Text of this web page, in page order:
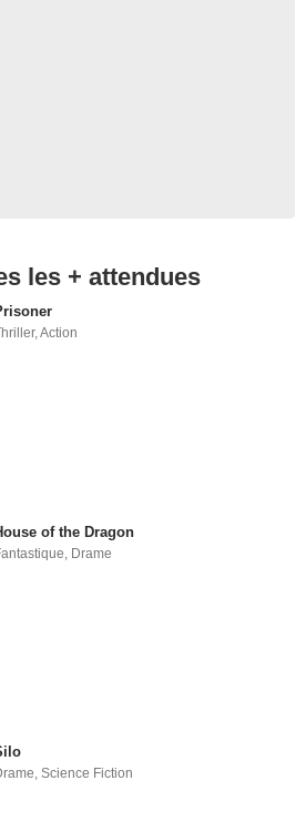
les + attendues
,Action
of the Dragon
Drame
,Science Fiction